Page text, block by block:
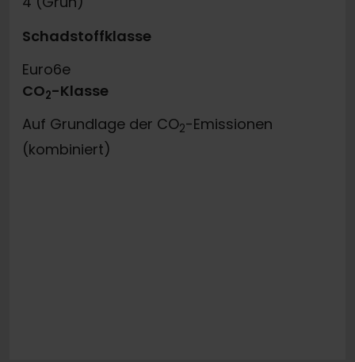
Schadstoffklasse
Euro6e
CO2-Klasse
Auf Grundlage der CO2-Emissionen
(kombiniert)